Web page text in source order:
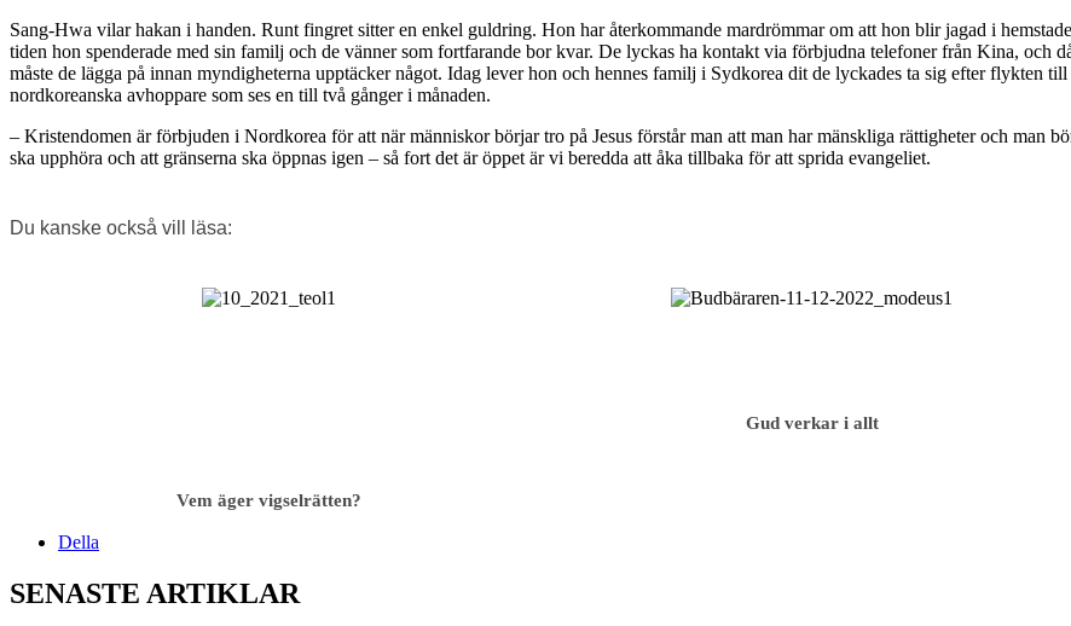
Sang-Hwa vilar hakan i handen. Runt fingret sitter en enkel guldring. Hon har återkommande mardrömmar om att hon blir jagad i
tiden hon spenderade med sin familj och de vänner som fortfarande bor kvar. De lyckas ha kontakt via förbjudna telefoner från Kina, och
måste de lägga på innan myndigheterna upptäcker något. Idag lever hon och hennes familj i Sydkorea dit de lyckades ta sig efter flykten
nordkoreanska avhoppare som ses en till två gånger i månaden.
– Kristendomen är förbjuden i Nordkorea för att när människor börjar tro på Jesus förstår man att man har mänskliga rättigheter och man
ska upphöra och att gränserna ska öppnas igen – så fort det är öppet är vi beredda att åka tillbaka för att sprida evangeliet.
Du kanske också vill läsa:
Vem äger vigsel­rätten?
Gud verkar i allt
Della
SENASTE ARTIKLAR